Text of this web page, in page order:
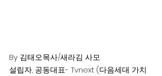
By 김태오목사/새라김 사모
설립자, 공동대표- Tvnext (다음세대 가치